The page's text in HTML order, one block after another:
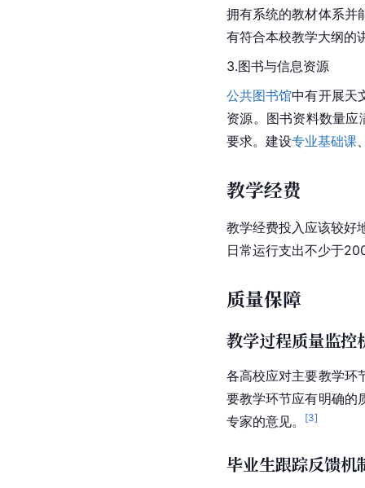
每百名学生教学实验用
万元。[3]
3.实践基地
拥有独立的实习基地或
信息资源
通过手册或者网站等形
毕业审核要求等教学基
2.教材及参考资料
有符合本校教学大纲的
3.图书与信息资源
公共图书馆 中有开展
资源。图书资料数量
要求。建设
专业基础课
教学经费